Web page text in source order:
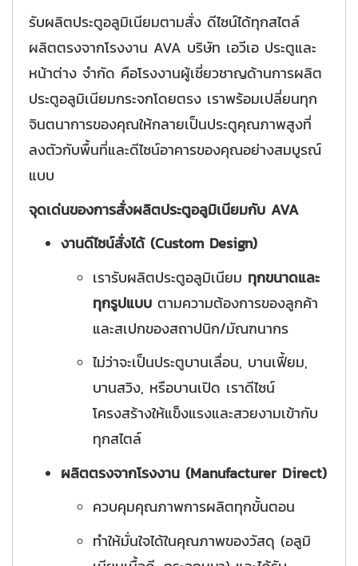
รับผลิตประตูอลูมิเนียมตามสั่ง ดีไซน์ได้ทุกสไตล์
ผลิตตรงจากโรงงาน AVA บริษัท เอวีเอ ประตูและ
หน้าต่าง จำกัด คือโรงงานผู้เชี่ยวชาญด้านการผลิต
ประตูอลูมิเนียมกระจกโดยตรง เราพร้อมเปลี่ยนทุก
จินตนาการของคุณให้กลายเป็นประตูคุณภาพสูงที่
ลงตัวกับพื้นที่และดีไซน์อาคารของคุณอย่างสมบูรณ์
แบบ
จุดเด่นของการสั่งผลิตประตูอลูมิเนียมกับ AVA
งานดีไซน์สั่งได้ (Custom Design)
เรารับผลิตประตูอลูมิเนียม ทุกขนาดและ
ทุกรูปแบบ ตามความต้องการของลูกค้า
และสเปกของสถาปนิก/มัณฑนากร
ไม่ว่าจะเป็นประตูบานเลื่อน, บานเฟี้ยม,
บานสวิง, หรือบานเปิด เราดีไซน์
โครงสร้างให้แข็งแรงและสวยงามเข้ากับ
ทุกสไตล์
ผลิตตรงจากโรงงาน (Manufacturer Direct)
ควบคุมคุณภาพการผลิตทุกขั้นตอน
ทำให้มั่นใจได้ในคุณภาพของวัสดุ (อลูมิ